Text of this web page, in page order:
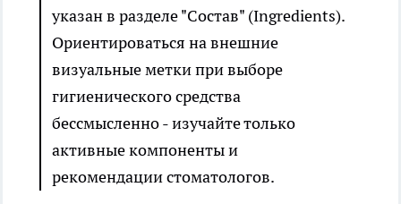
указан в разделе "Состав" (Ingredients).
Ориентироваться на внешние
визуальные метки при выборе
гигиенического средства
бессмысленно - изучайте только
активные компоненты и
рекомендации стоматологов.